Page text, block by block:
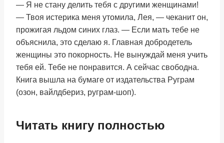
— Я не стану делить тебя с другими женщинами!
— Твоя истерика меня утомила, Лея, — чеканит он,
прожигая льдом синих глаз. — Если мать тебе не
объяснила, это сделаю я. Главная добродетель
женщины это покорность. Не вынуждай меня учить
тебя ей. Тебе не понравится. А сейчас свободна.
Книга вышла на бумаге от издательства Руграм
(озон, вайлдбериз, руграм-шоп).
Читать книгу полностью